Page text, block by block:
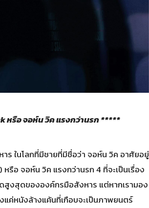
หรือ จอห์น วิค แรงกว่านรก *****
ร ในโลกที่มีชายที่มีชื่อว่า จอห์น วิค อาศัยอยู่
รือ จอห์น วิค แรงกว่านรก 4 ที่จะเป็นเรื่อง
สูงสุดขององค์กรมือสังหาร แต่หากเรามอง
แค่หนังล้างแค้นที่เกือบจะเป็นภาพยนตร์